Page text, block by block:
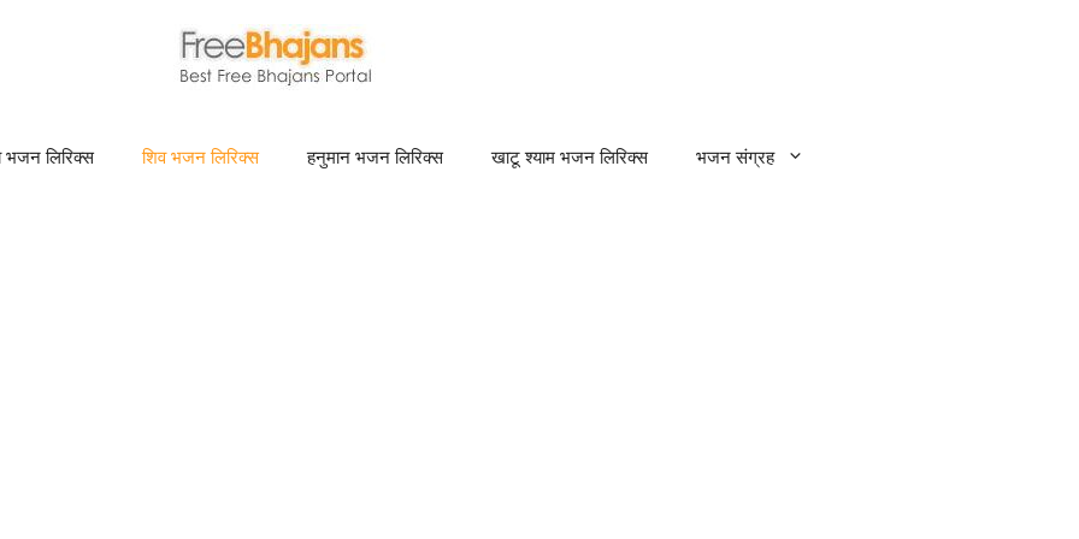
भजन लिरिक्स शिव भजन लिरिक्स हनुमान भजन लिरिक्स खाटू श्याम भजन लिरिक्स भजन संग्रह